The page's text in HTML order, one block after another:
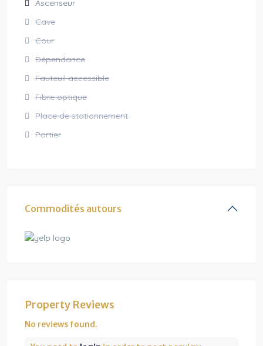
Ascenseur
Cave
Cour
Dépendance
Fauteuil accessible
Fibre optique
Place de stationnement
Portier
Commodités autours
Property Reviews
No reviews found.